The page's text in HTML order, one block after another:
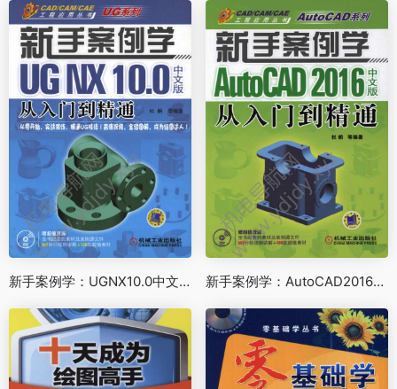
新手案例学：UGNX10.0中文版从入门到精通 新手案例学：AutoCAD2016中文版从入门到精通